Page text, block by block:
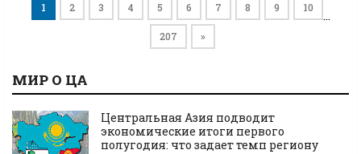
1 2 3 4 5 6 7 8 9 10 …
207 »
МИР О ЦА
Центральная Азия подводит
экономические итоги первого
полугодия: что задает темп региону